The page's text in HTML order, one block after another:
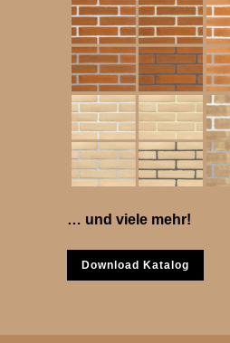
… und viele mehr!
Download Katalog